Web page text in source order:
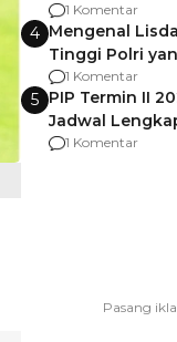
Berencana
1 Komentar
4 Mengenal
Tinggi Polri
Usai Jadi Brigjen
1 Komentar
5 PIP Termin II
Jadwal
agar Dana
1 Komentar